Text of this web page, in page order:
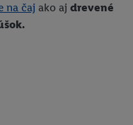
na čaj ako aj drevené